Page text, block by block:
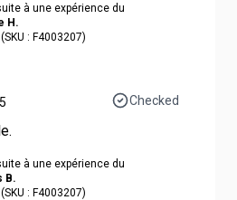
à une expérience du
H.
: F4003207)
Checked
à une expérience du
B.
: F4003207)